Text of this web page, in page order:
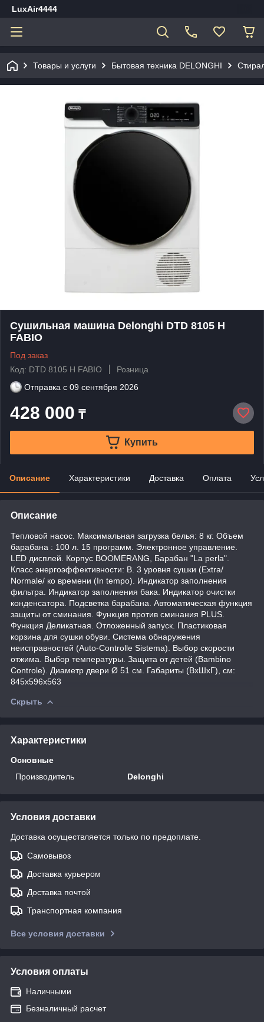
LuxAir4444
Товары и услуги Бытовая техника DELONGHI
Сушильная машина Delonghi DTD 8105 Н
FABIO
Под заказ
Код: DTD 8105 Н FABIO
Розница
Отправка с 09 сентября 2026
428 000 ₸
Купить
Описание Характеристики Доставка Оплата
Описание
Тепловой насос. Максимальная загрузка белья: 8 кг. Объем
барабана : 100 л. 15 программ. Электронное управление.
LED дисплей. Корпус BOOMERANG, Барабан "La perla".
Класс энергоэффективности: B. 3 уровня сушки (Extra/
Normale/ ко времени (In tempo). Индикатор заполнения
фильтра. Индикатор заполнения бака. Индикатор очистки
конденсатора. Подсветка барабана. Автоматическая функция
защиты от сминания. Функция против сминания PLUS.
Функция Деликатная. Отложенный запуск. Пластиковая
корзина для сушки обуви. Система обнаружения
неисправностей (Auto-Controlle Sistema). Выбор скорости
отжима. Выбор температуры. Защита от детей (Bambino
Controle). Диаметр двери Ø 51 см. Габариты (ВхШхГ), см:
845x596x563
Скрыть
Характеристики
Основные
Производитель
Delonghi
Условия доставки
Доставка осуществляется только по предоплате.
Самовывоз
Доставка курьером
Доставка почтой
Транспортная компания
Все условия доставки
Условия оплаты
Наличными
Безналичный расчет